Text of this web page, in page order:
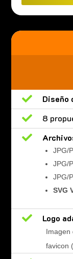

Diseño

8

JPG/
JPG/
JPG/
SVG
 Logo
Imagen
favicon